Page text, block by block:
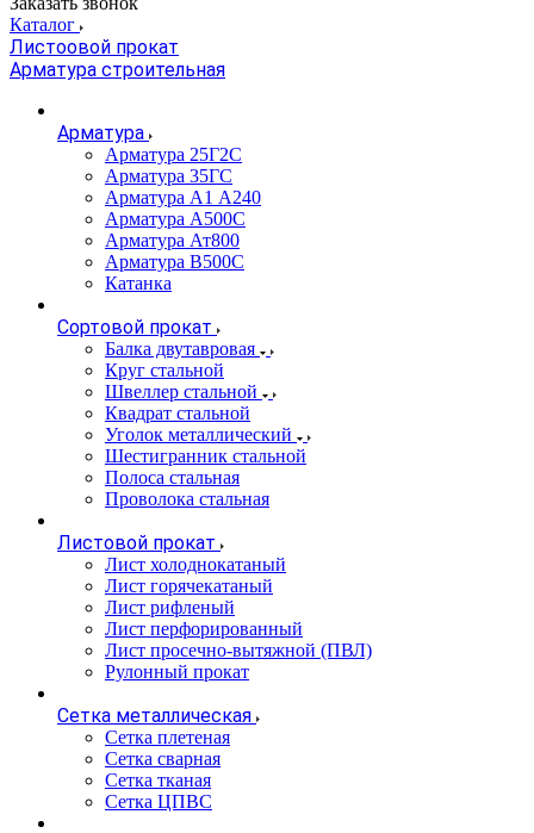
Каталог
Листоовой прокат
Арматура строительная
Арматура
Арматура 25Г2С
Арматура 35ГС
Арматура А1 А240
Арматура А500С
Арматура Ат800
Арматура В500С
Катанка
Сортовой прокат
Балка двутавровая
Круг стальной
Швеллер стальной
Квадрат стальной
Уголок металлический
Шестигранник стальной
Полоса стальная
Проволока стальная
Листовой прокат
Лист холоднокатаный
Лист горячекатаный
Лист рифленый
Лист перфорированный
Лист просечно-вытяжной (ПВЛ)
Рулонный прокат
Сетка металлическая
Сетка плетеная
Сетка сварная
Сетка тканая
Сетка ЦПВС